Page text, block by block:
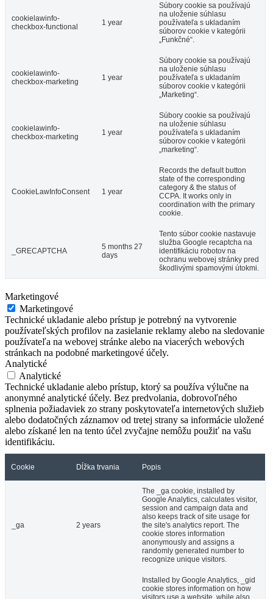
cookielawinfo-
checkbox-functional
1 year
Súbory cookie sa používajú
na uloženie súhlasu
používateľa s ukladaním
súborov cookie v kategórii
„Funkčné“.
cookielawinfo-
checkbox-marketing
1 year
Súbory cookie sa používajú
na uloženie súhlasu
používateľa s ukladaním
súborov cookie v kategórii
„Marketing“.
cookielawinfo-
checkbox-marketing
1 year
Súbory cookie sa používajú
na uloženie súhlasu
používateľa s ukladaním
súborov cookie v kategórii
„marketing“.
CookieLawInfoConsent 1 year
Records the default button
state of the corresponding
category & the status of
CCPA. It works only in
coordination with the primary
cookie.
_GRECAPTCHA
5 months 27
days
Tento súbor cookie nastavuje
služba Google recaptcha na
identifikáciu robotov na
ochranu webovej stránky pred
škodlivými spamovými útokmi.
Marketingové
Marketingové
Technické ukladanie alebo prístup je potrebný na vytvorenie
používateľských profilov na zasielanie reklamy alebo na sledovanie
používateľa na webovej stránke alebo na viacerých webových
stránkach na podobné marketingové účely.
Analytické
Analytické
Technické ukladanie alebo prístup, ktorý sa používa výlučne na
anonymné analytické účely. Bez predvolania, dobrovoľného
splnenia požiadaviek zo strany poskytovateľa internetových služieb
alebo dodatočných záznamov od tretej strany sa informácie uložené
alebo získané len na tento účel zvyčajne nemôžu použiť na vašu
identifikáciu.
Cookie Dĺžka trvania Popis
_ga 2 years
The _ga cookie, installed by
Google Analytics, calculates visitor,
session and campaign data and
also keeps track of site usage for
the site's analytics report. The
cookie stores information
anonymously and assigns a
randomly generated number to
recognize unique visitors.
Installed by Google Analytics, _gid
cookie stores information on how
visitors use a website, while also